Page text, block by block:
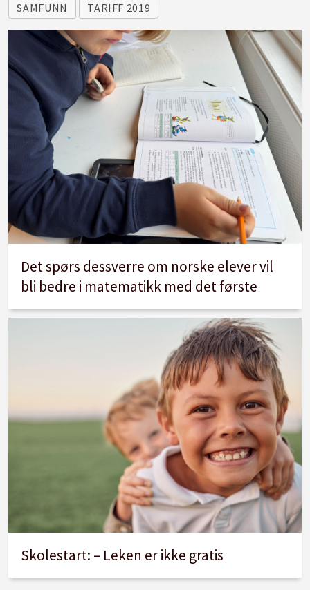
SAMFUNN TARIFF 2019
Det spørs dessverre om norske elever vil
bli bedre i matematikk med det første
Skolestart: – Leken er ikke gratis